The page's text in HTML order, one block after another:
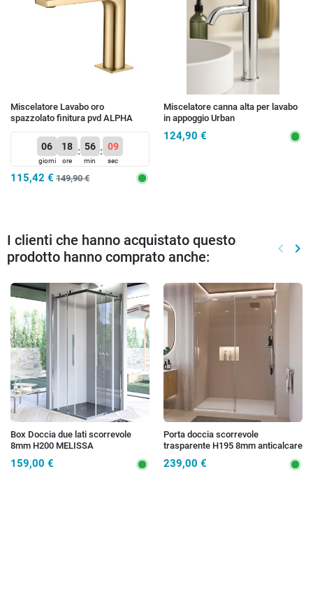
Miscelatore Lavabo oro
spazzolato finitura pvd ALPHA
06
giorni
18
ore
: 56
min
: 08
sec
115,42 € 149,90 €
Miscelatore canna alta per lavabo
in appoggio Urban
124,90 €
I clienti che hanno acquistato questo
prodotto hanno comprato anche:
keyboard_arrow_left keyboard_arrow_right
Box Doccia due lati scorrevole
8mm H200 MELISSA
159,00 €
Porta doccia scorrevole
trasparente H195 8mm anticalcare
239,00 €